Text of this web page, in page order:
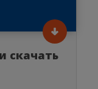
скачать